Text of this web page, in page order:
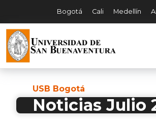
Bogotá Cali Medellín
USB Bogotá
Noticias Julio